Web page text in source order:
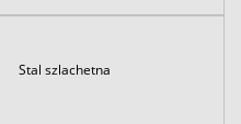
Stal szlachetna